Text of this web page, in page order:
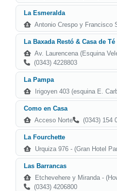
La Esmeralda
Antonio Crespo y Francisco
La Baxada Restó & Casa de Té
Av. Laurencena (Esquina
(0343) 4228803
La Pampa
Irigoyen 403 (esquina E.
Como en Casa
Acceso Norte
(0343) 154
La Fourchette
Urquiza 976 - (Gran Hotel
Las Barrancas
Etchevehere y Miranda -
(0343) 4206800